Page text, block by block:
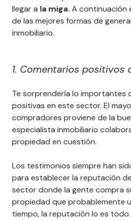
llegar a la miga. A continuación
de las mejores formas de
inmobiliario.
1. Comentarios positivos
Te sorprendería lo importantes
positivas en este sector. El
compradores proviene de la
especialista inmobiliario
propiedad en cuestión.
Los testimonios siempre han
para establecer la reputación
sector donde la gente compra
propiedad que probablemente
tiempo, la reputación lo es todo.